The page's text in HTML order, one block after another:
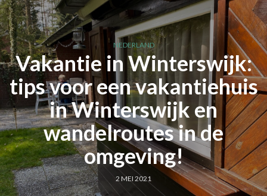
NEDERLAND
Vakantie in Winterswijk:
tips voor een vakantiehuis
in Winterswijk en
wandelroutes in de
omgeving!
2 MEI 2021